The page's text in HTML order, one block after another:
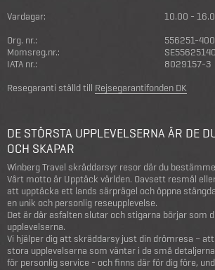
Vardagar:
10.00 -
Org. nr.:
556251-
Momsreg.nr.:
IATA nr.:
8029157-3
Resegaranti ställd till Rejsegarantifonden DK
DE STÖRSTA UPPLEVELSERNA ÄR DE
OCH SKAPAR
Winberg Travel skräddarsyr resor där du
Vårt motto är Upptäck världen. Oavsett resmål
att upptäcka ett lands särprägel och öppna
en unik och personlig reseupplevelse.
Det är där asfalten slutar och stigarna börjar som
upplevelserna.
Vi hjälper dig att skräddarsy just din drömresa – att
stora upplevelserna som väntar i de små
för personlig service - och finns där för dig före,